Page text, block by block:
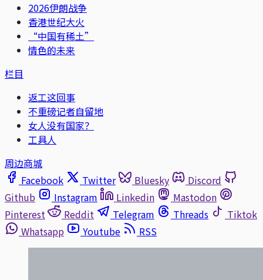
2026伊朗战争
香港世纪大火
“中国有稀土”
情色的未来
栏目
返工这回事
不重磅记者自留地
女人没有国家？
工具人
周边商城
Facebook
Twitter Bluesky
Discord
Github
Instagram Linkedin
Mastodon
Pinterest
Reddit Telegram Threads
Tiktok
Whatsapp
Youtube RSS